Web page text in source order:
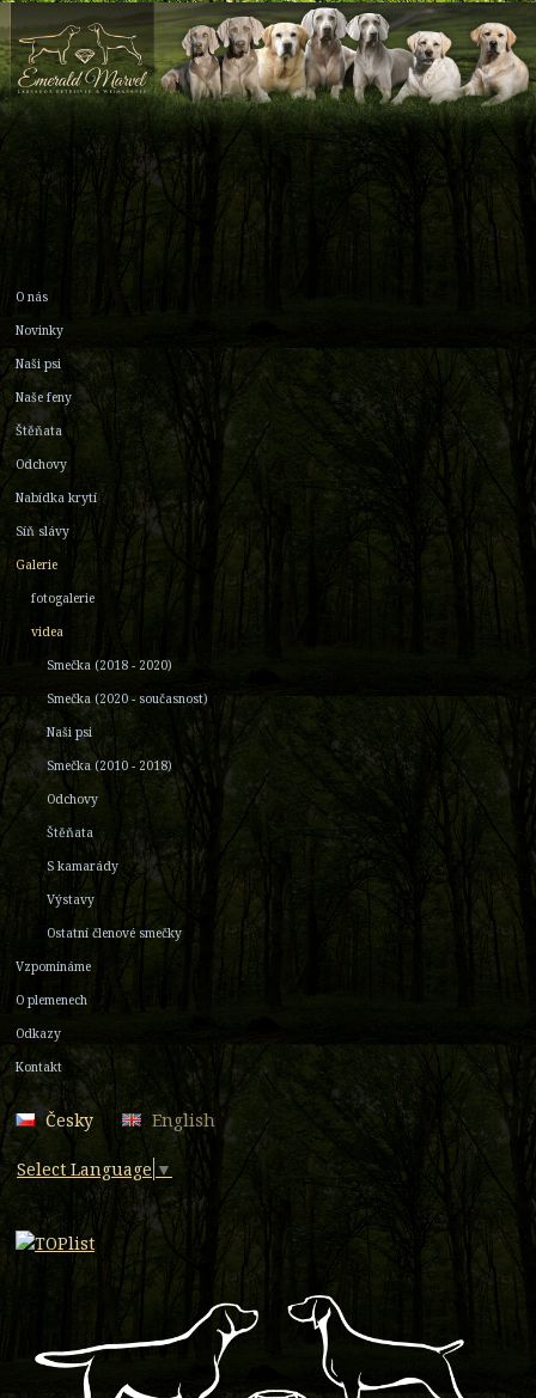
O nás
Novinky
Naši psi
Naše feny
Štěňata
Odchovy
Nabídka krytí
Síň slávy
Galerie
fotogalerie
videa
Smečka (2018 - 2020)
Smečka (2020 - současnost)
Naši psi
Smečka (2010 - 2018)
Odchovy
Štěňata
S kamarády
Výstavy
Ostatní členové smečky
Vzpomínáme
O plemenech
Odkazy
Kontakt
Česky English
Select Language ▼